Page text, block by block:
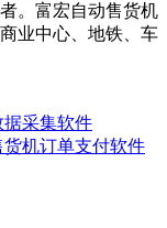
。富宏自动售货机
业中心、地铁、车
采集软件
货机订单支付软件